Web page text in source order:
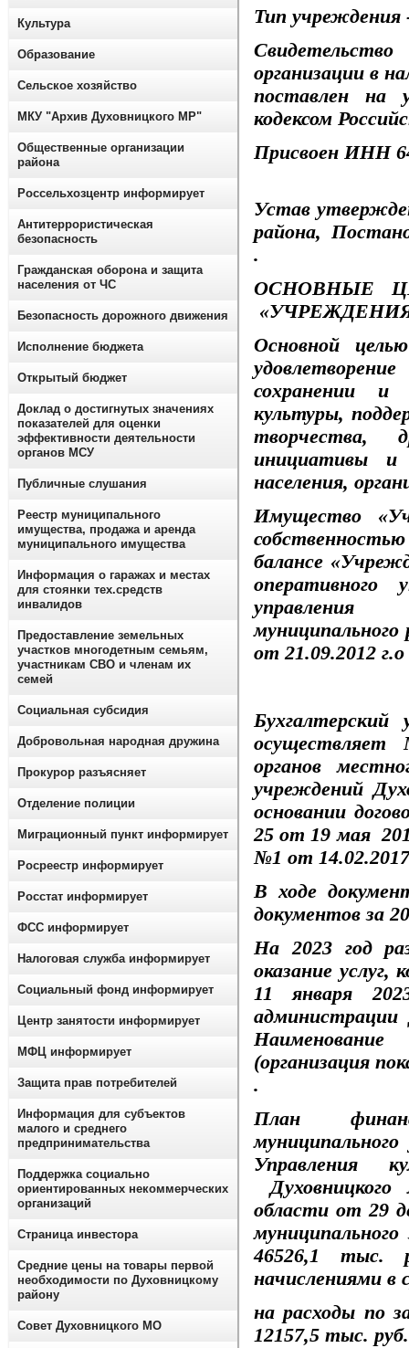
Тип учреждения
организации в
поставлен на
кодексом
Присвоен
Устав
района,
ОСНОВНЫЕ
Основной
сохранении и
культуры,
творчества,
инициативы и
населения,
Имущество
балансе
оперативного
от 21.09.2012
осуществляет
органов
учреждений
основании
25 от 19 мая
№1 от
В ходе
документов за
На 2023 год
оказание
11 января
администрации
(организация
.
План
Управления
Духовницкого
области от 29
46526,1
начислениями в
на расходы по
12157,5 тыс. руб.
Культура
Образование
Сельское хозяйство
МКУ "Архив Духовницкого МР"
Общественные организации
района
Россельхозцентр информирует
Антитеррористическая
безопасность
Гражданская оборона и защита
населения от ЧС
Безопасность дорожного движения
Исполнение бюджета
Открытый бюджет
Доклад о достигнутых значениях
показателей для оценки
эффективности деятельности
органов МСУ
Публичные слушания
Реестр муниципального
имущества, продажа и аренда
муниципального имущества
Информация о гаражах и местах
для стоянки тех.средств
инвалидов
Предоставление земельных
участков многодетным семьям,
участникам СВО и членам их
семей
Социальная субсидия
Добровольная народная дружина
Прокурор разъясняет
Отделение полиции
Миграционный пункт информирует
Росреестр информирует
Росстат информирует
ФСС информирует
Налоговая служба информирует
Социальный фонд информирует
Центр занятости информирует
МФЦ информирует
Защита прав потребителей
Информация для субъектов
малого и среднего
предпринимательства
Поддержка социально
ориентированных некоммерческих
организаций
Страница инвестора
Средние цены на товары первой
необходимости по Духовницкому
району
Совет Духовницкого МО